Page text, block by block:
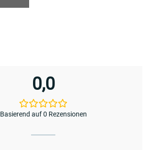
0,0
Basierend auf 0 Rezensionen